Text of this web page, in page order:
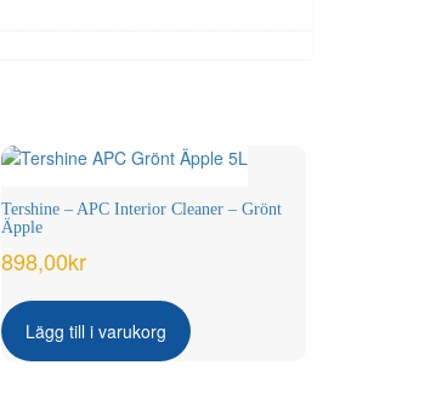
Tershine – APC Interior Cleaner – Grönt
Äpple
898,00kr
Lägg till i varukorg